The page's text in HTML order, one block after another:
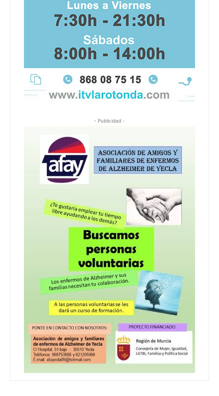
- Publicidad -